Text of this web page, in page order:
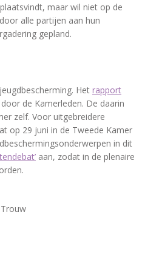
maar wil niet op de
alle partijen aan hun
gepland.
Het rapport
de Kamerleden. De daarin
zelf. Voor uitgebreidere
op 29 juni in de Tweede Kamer
in dit
aan, zodat in de plenaire